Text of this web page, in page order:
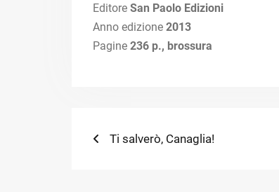
Editore San Paolo Edizioni
Anno edizione 2013
Pagine 236 p., brossura
Navigazione
Previous
Ti salverò, Canaglia!